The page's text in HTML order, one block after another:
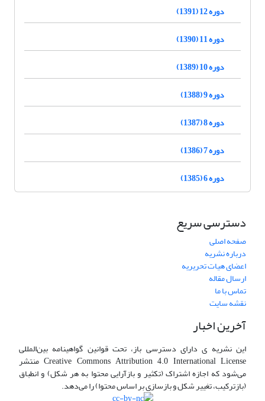
دوره 12 (1391)
دوره 11 (1390)
دوره 10 (1389)
دوره 9 (1388)
دوره 8 (1387)
دوره 7 (1386)
دوره 6 (1385)
دسترسی سریع
صفحه اصلی
درباره نشریه
اعضای هیات تحریریه
ارسال مقاله
تماس با ما
نقشه سایت
آخرین اخبار
این نشریه ی دارای دسترسی باز، تحت قوانین گواهینامه بین‌المللی
Creative Commons Attribution 4.0 International License منتشر
می‌شود که اجازه اشتراک (تکثیر و بازآرایی محتوا به هر شکل) و انطباق
(بازترکیب، تغییر شکل و بازسازی بر اساس محتوا) را می‌دهد.